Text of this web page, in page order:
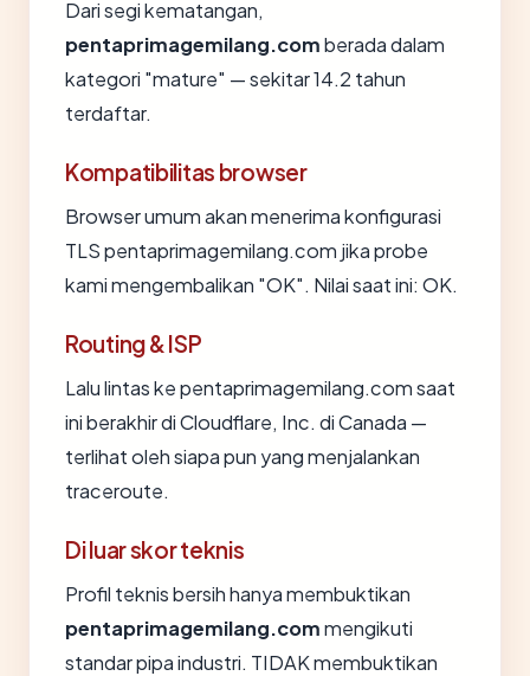
Dari segi kematangan,
pentaprimagemilang.comberada dalam
kategori "mature" — sekitar 14.2 tahun
terdaftar.
Kompatibilitas browser
Browser umum akan menerima konfigurasi
TLS pentaprimagemilang.com jika probe
kami mengembalikan "OK". Nilai saat ini: OK.
Routing & ISP
Lalu lintas ke pentaprimagemilang.com saat
ini berakhir di Cloudflare, Inc. di Canada —
terlihat oleh siapa pun yang menjalankan
traceroute.
Di luar skor teknis
Profil teknis bersih hanya membuktikan
pentaprimagemilang.commengikuti
standar pipa industri. TIDAK membuktikan